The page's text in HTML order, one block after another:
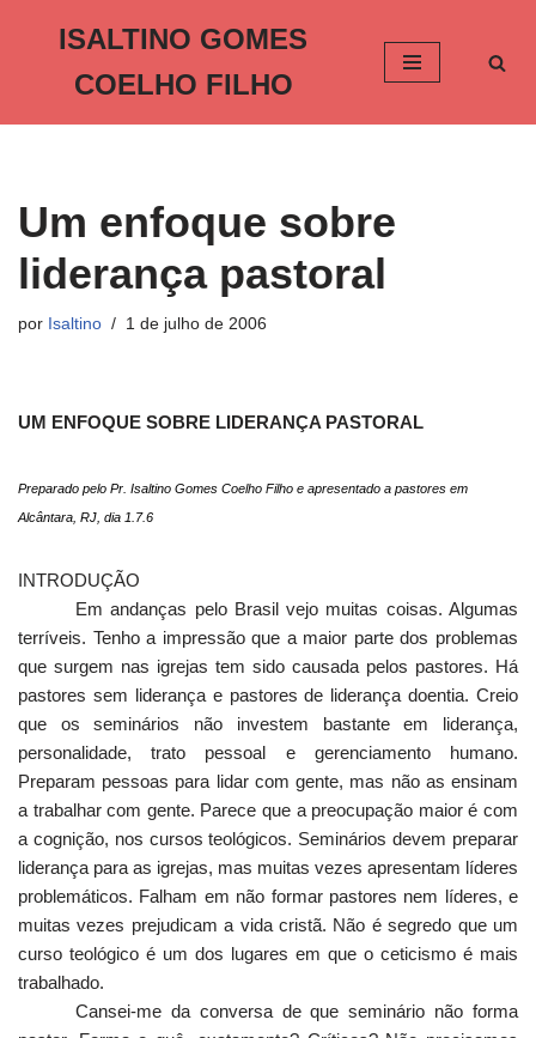
o
ISALTINO GOMES
COELHO FILHO
Um enfoque sobre
liderança pastoral
por Isaltino 1 de julho de 2006
UM ENFOQUE SOBRE LIDERANÇA PASTORAL
Preparado pelo Pr. Isaltino Gomes Coelho Filho e apresentado a pastores em
Alcântara, RJ, dia 1.7.6
INTRODUÇÃO
Em andanças pelo Brasil vejo muitas coisas. Algumas
terríveis. Tenho a impressão que a maior parte dos problemas
que surgem nas igrejas tem sido causada pelos pastores. Há
pastores sem liderança e pastores de liderança doentia. Creio
que os seminários não investem bastante em liderança,
personalidade, trato pessoal e gerenciamento humano.
Preparam pessoas para lidar com gente, mas não as ensinam
a trabalhar com gente. Parece que a preocupação maior é com
a cognição, nos cursos teológicos. Seminários devem preparar
liderança para as igrejas, mas muitas vezes apresentam líderes
problemáticos. Falham em não formar pastores nem líderes, e
muitas vezes prejudicam a vida cristã. Não é segredo que um
curso teológico é um dos lugares em que o ceticismo é mais
trabalhado.
Cansei-me da conversa de que seminário não forma